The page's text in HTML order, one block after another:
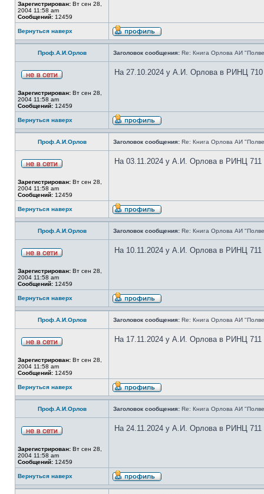
Зарегистрирован: Вт сен 28,
2004 11:58 am
Сообщений: 12459
Вернуться наверх
Проф.А.И.Орлов Заголовок сообщения: Re: Книга Орлова АИ
Зарегистрирован: Вт сен 28,
2004 11:58 am
Сообщений: 12459
На 27.10.2024 у А.И. Орлова в РИНЦ 710
Вернуться наверх
Проф.А.И.Орлов Заголовок сообщения: Re: Книга Орлова АИ
Зарегистрирован: Вт сен 28,
2004 11:58 am
Сообщений: 12459
На 03.11.2024 у А.И. Орлова в РИНЦ 711
Вернуться наверх
Проф.А.И.Орлов Заголовок сообщения: Re: Книга Орлова АИ
Зарегистрирован: Вт сен 28,
2004 11:58 am
Сообщений: 12459
На 10.11.2024 у А.И. Орлова в РИНЦ 711
Вернуться наверх
Проф.А.И.Орлов Заголовок сообщения: Re: Книга Орлова АИ
Зарегистрирован: Вт сен 28,
2004 11:58 am
Сообщений: 12459
На 17.11.2024 у А.И. Орлова в РИНЦ 711
Вернуться наверх
Проф.А.И.Орлов Заголовок сообщения: Re: Книга Орлова АИ
Зарегистрирован: Вт сен 28,
2004 11:58 am
Сообщений: 12459
На 24.11.2024 у А.И. Орлова в РИНЦ 711
Вернуться наверх